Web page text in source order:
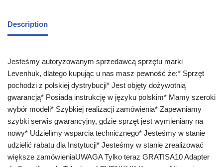
Description
Jesteśmy autoryzowanym sprzedawcą sprzętu marki
Levenhuk, dlatego kupując u nas masz pewność że:* Sprzęt
pochodzi z polskiej dystrybucji* Jest objęty dożywotnią
gwarancją* Posiada instrukcję w języku polskim* Mamy szeroki
wybór modeli* Szybkiej realizacji zamówienia* Zapewniamy
szybki serwis gwarancyjny, gdzie sprzęt jest wymieniany na
nowy* Udzielimy wsparcia technicznego* Jesteśmy w stanie
udzielić rabatu dla Instytucji* Jesteśmy w stanie zrealizować
większe zamówieniaUWAGA Tylko teraz GRATISA10 Adapter